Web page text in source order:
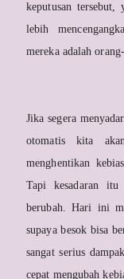
keputusan
lebih
mereka adalah
Jika segera
otomatis kita
menghentikan
Tapi kesadaran
berubah. Hari ini
supaya besok bisa
sangat serius
cepat mengubah